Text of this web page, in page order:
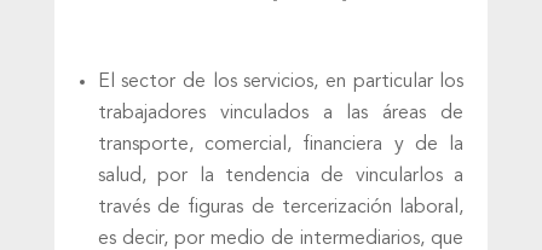
El sector de los servicios, en particular los
trabajadores vinculados a las áreas de
transporte, comercial, financiera y de la
salud, por la tendencia de vincularlos a
través de figuras de tercerización laboral,
es decir, por medio de intermediarios, que